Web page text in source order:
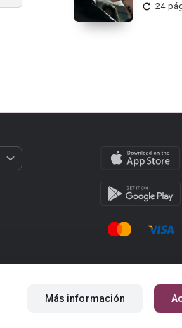
24
Más información
Condiciones de